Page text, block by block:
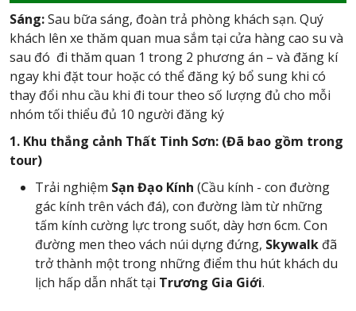
Sáng:Sau bữa sáng, đoàn trả phòng khách sạn. Quý
khách lên xe thăm quan mua sắm tại cửa hàng cao su và
sau đó đi thăm quan 1 trong 2 phương án – và đăng kí
ngay khi đặt tour hoặc có thể đăng ký bổ sung khi có
thay đổi nhu cầu khi đi tour theo số lượng đủ cho mỗi
nhóm tối thiểu đủ 10 người đăng ký
1. Khu thắng cảnh Thất Tinh Sơn: (Đã bao gồm trong
tour)
Trải nghiệm Sạn Đạo Kính (Cầu kính - con đường
gác kính trên vách đá), con đường làm từ những
tấm kính cường lực trong suốt, dày hơn 6cm. Con
đường men theo vách núi dựng đứng, Skywalk đã
trở thành một trong những điểm thu hút khách du
lịch hấp dẫn nhất tại Trương Gia Giới.